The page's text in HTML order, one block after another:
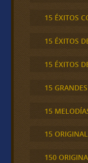
15 ÉXITOS
15 ÉXITOS
15 ÉXITOS
15
15
15
150